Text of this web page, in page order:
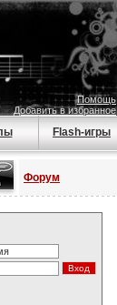
Помощь
Добавить в избранное
Flash-игры
Форум